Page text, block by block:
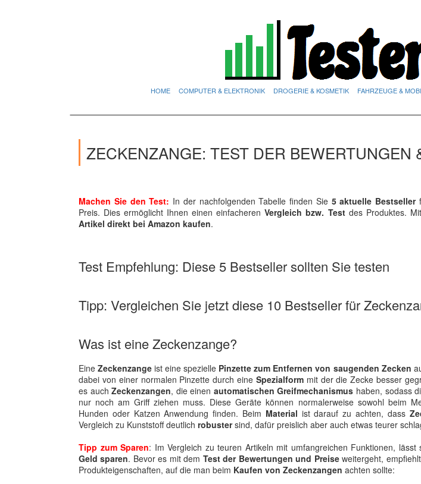
HOME COMPUTER & ELEKTRONIK DROGERIE & KOSMETIK FAHRZEUGE &
ZECKENZANGE: TEST DER BEWERTUNGEN
Machen Sie den Test: In der nachfolgenden Tabelle finden Sie5 aktuelle Bestseller
Preis. Dies ermöglicht Ihnen einen einfacherenVergleich bzw. Testdes Produktes.
Artikel direkt bei Amazon kaufen.
Test Empfehlung: Diese 5 Bestseller sollten Sie testen
Tipp: Vergleichen Sie jetzt diese 10 Bestseller für
Was ist eine Zeckenzange?
EineZeckenzange ist eine spezielle Pinzette zum Entfernen von saugenden Zecken
dabei von einer normalen Pinzette durch eine Spezialformmit der die Zecke besser
es auchZeckenzangen, die einen automatischen Greifmechanismus haben, sodass
nur noch am Griff ziehen muss. Diese Geräte können normalerweise sowohl beim
Hunden oder Katzen Anwendung finden. Beim Material ist darauf zu achten, dass
Vergleich zu Kunststoff deutlich robustersind, dafür preislich aber auch etwas teurer
Tipp zum Sparen: Im Vergleich zu teuren Artikeln mit umfangreichen Funktionen,
Geld sparen. Bevor es mit dem Test der Bewertungen und Preiseweitergeht,
Produkteigenschaften, auf die man beim Kaufen von Zeckenzangen achten sollte: